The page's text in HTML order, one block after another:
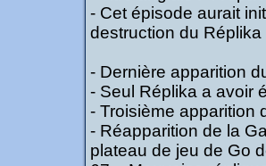
- Cet épisode aurait
destruction du
- Dernière apparition
- Seul Réplika a avoir
- Troisième apparition
- Réapparition de la
plateau de jeu de Go